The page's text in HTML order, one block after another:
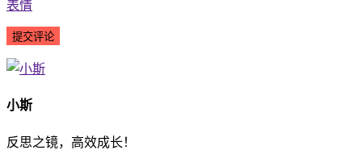
表情
小斯
反思之镜，高效成长！